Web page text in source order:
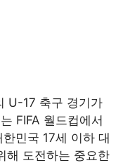
U-17 축구 경기가
FIFA 월드컵에서
민국 17세 이하 대
해 도전하는 중요한